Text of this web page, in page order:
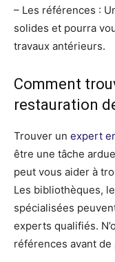
– Les références :
solides et pourra
travaux antérieurs.
Comment
restauration
Trouver un expert
être une tâche
peut vous aider à
Les bibliothèques,
spécialisées
experts qualifiés.
références avant